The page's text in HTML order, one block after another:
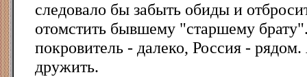
следовало бы забыть обиды и
отомстить бывшему "старшему
покровитель - далеко, Россия -
дружить.